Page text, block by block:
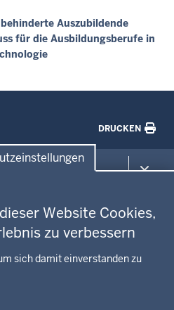
Website Cookies,
zu verbessern
sich damit einverstanden zu
Auszubildende
für die Ausbildungsberufe in
DRUCKEN
und Verkehr